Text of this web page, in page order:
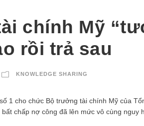
chính Mỹ
rồi trả sau
KNOWLEDGE SHARING
1 cho chức Bộ trưởng tài chính Mỹ của
chấp nợ công đã lên mức vô cùng nguy